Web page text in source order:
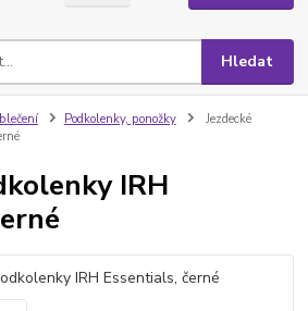
Hledat
Podkolenky, ponožky
Jezdecké
IRH